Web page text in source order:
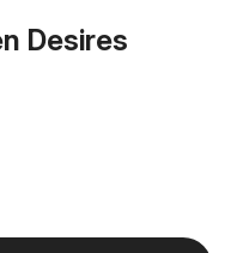
Desires